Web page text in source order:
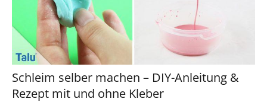
Schleim selber machen – DIY-Anleitung &
Rezept mit und ohne Kleber